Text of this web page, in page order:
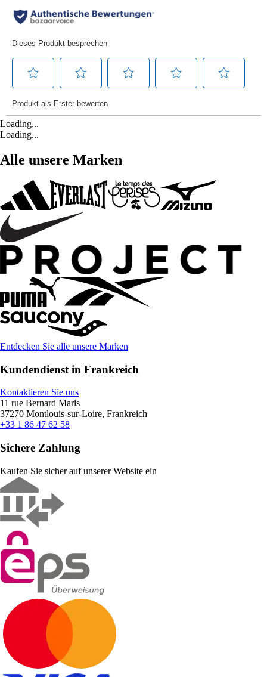
Loading...
Loading...
Alle unsere Marken
Entdecken Sie alle unsere Marken
Kundendienst in Frankreich
Kontaktieren Sie uns
11 rue Bernard Maris
37270 Montlouis-sur-Loire, Frankreich
+33 1 86 47 62 58
Sichere Zahlung
Kaufen Sie sicher auf unserer Website ein